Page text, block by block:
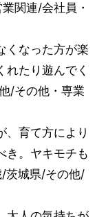
関連/会社員・
くなった方が楽
れたり遊んでく
/その他・専業
、育て方により
き。ヤキモチも
茨城県/その他/